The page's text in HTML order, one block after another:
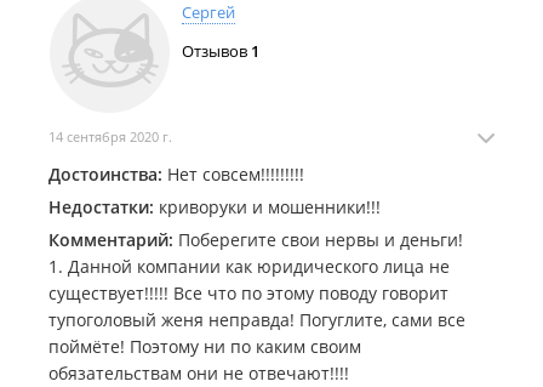
Сергей
Отзывов 1
14 сентября 2020 г.
Достоинства: Нет совсем!!!!!!!!!
Недостатки: криворуки и мошенники!!!
Комментарий: Поберегите свои нервы и деньги!
1. Данной компании как юридического лица не
существует!!!!! Все что по этому поводу говорит
тупоголовый женя неправда! Погуглите, сами все
поймёте! Поэтому ни по каким своим
обязательствам они не отвечают!!!!